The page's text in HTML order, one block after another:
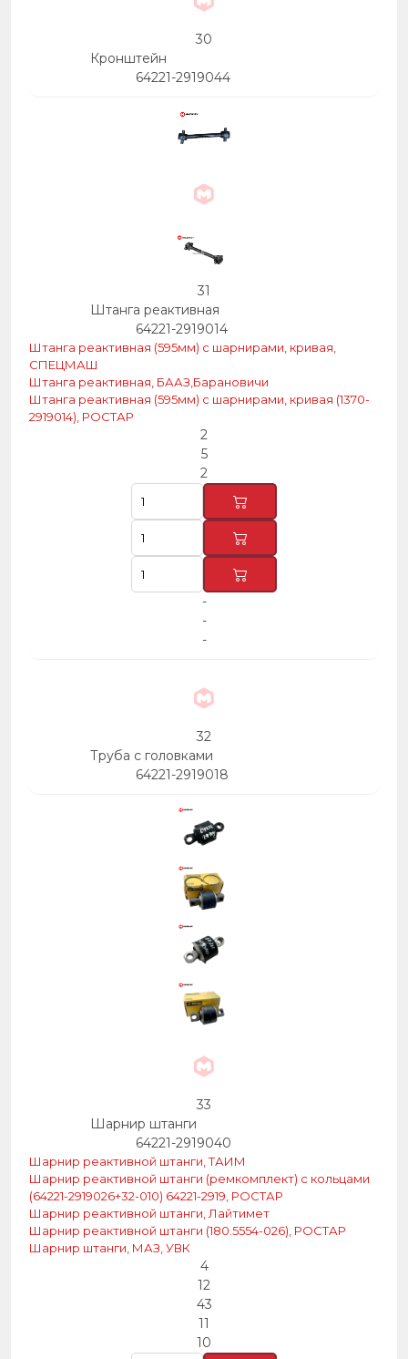
30
Кронштейн
64221-2919044
31
Штанга реактивная
64221-2919014
Штанга реактивная (595мм) с шарнирами, кривая,
СПЕЦМАШ
Штанга реактивная, БААЗ,Барановичи
Штанга реактивная (595мм) с шарнирами, кривая (1370-
2919014), РОСТАР
2
5
2
-
-
-
32
Труба с головками
64221-2919018
33
Шарнир штанги
64221-2919040
Шарнир реактивной штанги, ТАИМ
Шарнир реактивной штанги (ремкомплект) с кольцами
(64221-2919026+32-010) 64221-2919, РОСТАР
Шарнир реактивной штанги, Лайтимет
Шарнир реактивной штанги (180.5554-026), РОСТАР
Шарнир штанги, МАЗ, УВК
4
12
43
11
10